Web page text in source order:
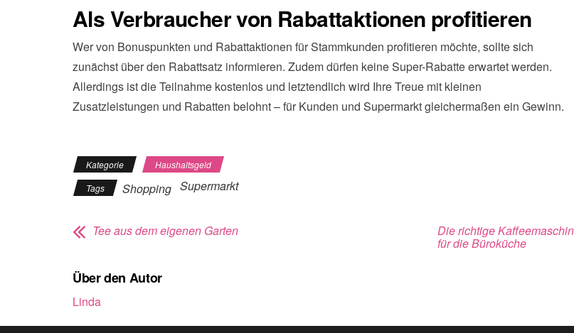
Als Verbraucher von Rabattaktionen profitieren
Wer von Bonuspunkten und Rabattaktionen für Stammkunden profitieren möchte, sollte sich
zunächst über den Rabattsatz informieren. Zudem dürfen keine Super-Rabatte erwartet werden.
Allerdings ist die Teilnahme kostenlos und letztendlich wird Ihre Treue mit kleinen
Zusatzleistungen und Rabatten belohnt – für Kunden und Supermarkt gleichermaßen ein Gewinn.
Kategorie
Haushaltsgeld
Tags
Shopping Supermarkt
Tee aus dem eigenen Garten Die richtige
für die Büroküche
Über den Autor
Linda